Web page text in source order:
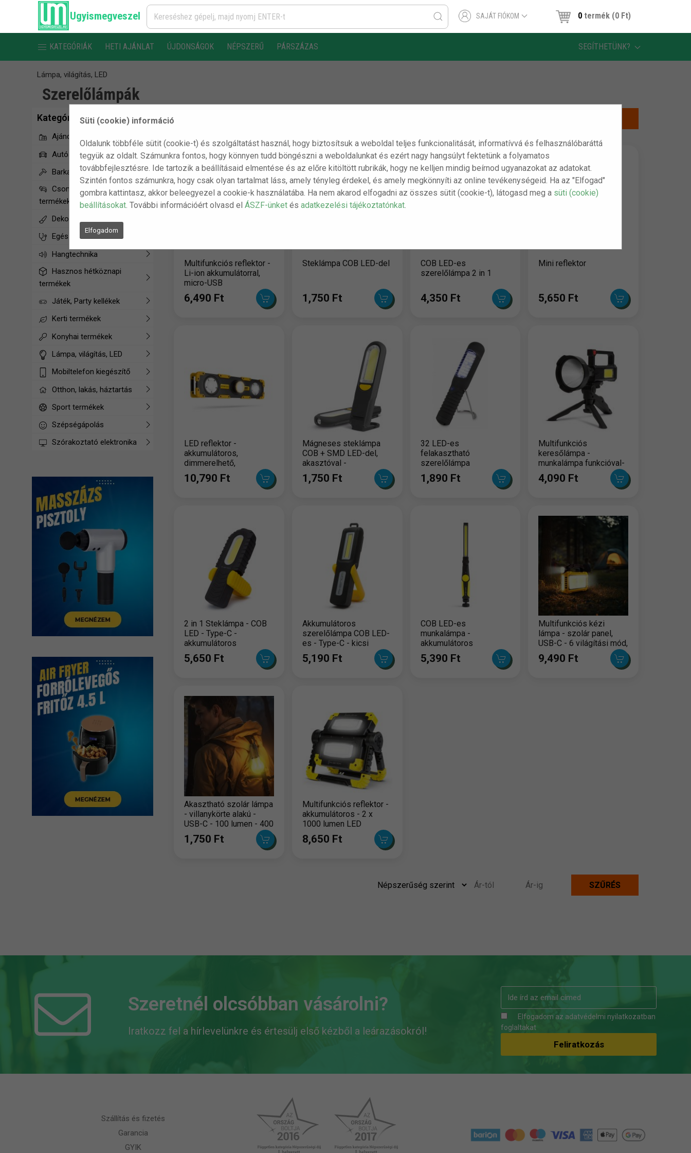
Süti (cookie) információ
Oldalunk többféle sütit (cookie-t) és szolgáltatást használ, hogy biztosítsuk a weboldal teljes funkcionalitását, informatívvá és felhasználóbaráttá
tegyük az oldalt. Számunkra fontos, hogy könnyen tudd böngészni a weboldalunkat és ezért nagy hangsúlyt fektetünk a folyamatos
továbbfejlesztésre. Ide tartozik a beállításaid elmentése és az előre kitöltött rubrikák, hogy ne kelljen mindig beírnod ugyanazokat az adatokat.
Szintén fontos számunkra, hogy csak olyan tartalmat láss, amely tényleg érdekel, és amely megkönnyíti az online tevékenységeid. Ha az "Elfogad"
gombra kattintasz, akkor beleegyezel a cookie-k használatába. Ha nem akarod elfogadni az összes sütit (cookie-t), látogasd meg a süti (cookie)
beállításokat . További információért olvasd elÁSZF-ünket ésadatkezelési tájékoztatónkat
Elfogadom
Ugyismegveszel SAJÁT FIÓKOM 0termék (0 Ft)
KATEGÓRIÁK HETI AJÁNLAT ÚJDONSÁGOK NÉPSZERŰ PÁRSZÁZAS SEGÍTHETÜNK?
Lámpa, világítás, LED
Szerelőlámpák
Kategóriák
Ajándékötletek
Autós termékek
Barkács/Szerszám
Csomagolássérült
termékek
Dekorációs termékek
Egészségügyi termékek
Hangtechnika
Hasznos hétköznapi
termékek
Játék, Party kellékek
Kerti termékek
Konyhai termékek
Lámpa, világítás, LED
Mobiltelefon kiegészítő
Otthon, lakás, háztartás
Sport termékek
Szépségápolás
Szórakoztató elektronika
Multifunkciós reflektor -
Li-ion akkumulátorral,
micro-USB
6,490 Ft
Steklámpa COB LED-del
1,750 Ft
COB LED-es
szerelőlámpa 2 in 1
4,350 Ft
Mini reflektor
5,650 Ft
LED reflektor -
akkumulátoros,
dimmerelhető,
fókuszálható - 1500
lumen
10,790 Ft
Mágneses steklámpa
COB + SMD LED-del,
akasztóval -
vészjelzővel
1,750 Ft
32 LED-es
felakasztható
szerelőlámpa
1,890 Ft
Multifunkciós
keresőlámpa -
munkalámpa funkcióval-
beépített tripoddal,
akkumulátorral - 580 lm
4,090 Ft
2 in 1 Steklámpa - COB
LED - Type-C -
akkumulátoros
5,650 Ft
Akkumulátoros
szerelőlámpa COB LED-
es - Type-C - kicsi
5,190 Ft
COB LED-es
munkalámpa -
akkumulátoros
5,390 Ft
Multifunkciós kézi
lámpa - szolár panel,
USB-C - 6 világítási mód,
8 LED, 3600 mAh
9,490 Ft
Akasztható szolár lámpa
- villanykörte alakú -
USB-C - 100 lumen - 400
mAh
1,750 Ft
Multifunkciós reflektor -
akkumulátoros - 2 x
1000 lumen LED
8,650 Ft
Szeretnél olcsóbban vásárolni?
Iratkozz fel a hírlevelünkre és értesülj első kézből a leárazásokról!
Elfogadom az adatvédelmi nyilatkozatban
foglaltakat
Szállítás és fizetés
Garancia
GYIK